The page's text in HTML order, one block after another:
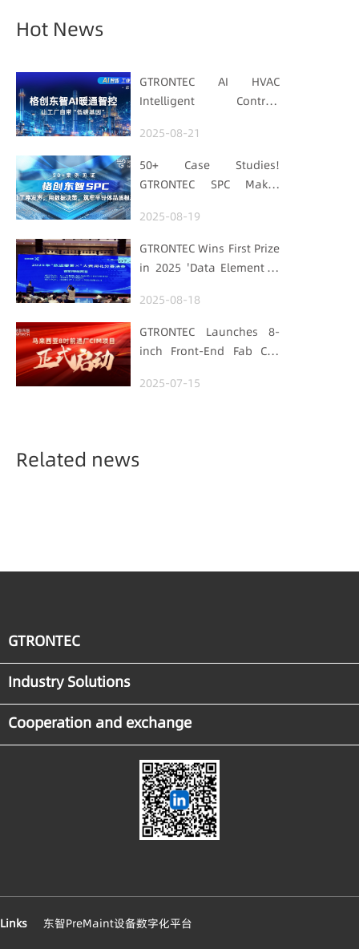
Hot News
GTRONTEC AI HVAC
Intelligent Control:
with "Low-Carbon DNA"
2025-08-21
50+ Case Studies!
GTRONTEC SPC Makes
Data for Decisions,
Strengthens
Semiconductor Quality
2025-08-19
GTRONTEC Wins First Prize
in 2025 'Data Element ×'
Manufacturing Track
2025-08-18
GTRONTEC Launches 8-
inch Front-End Fab CIM
Empowering Global
2025-07-15
Related news
GTRONTEC
Industry Solutions
Cooperation and exchange
Links 东智PreMaint设备数字化平台